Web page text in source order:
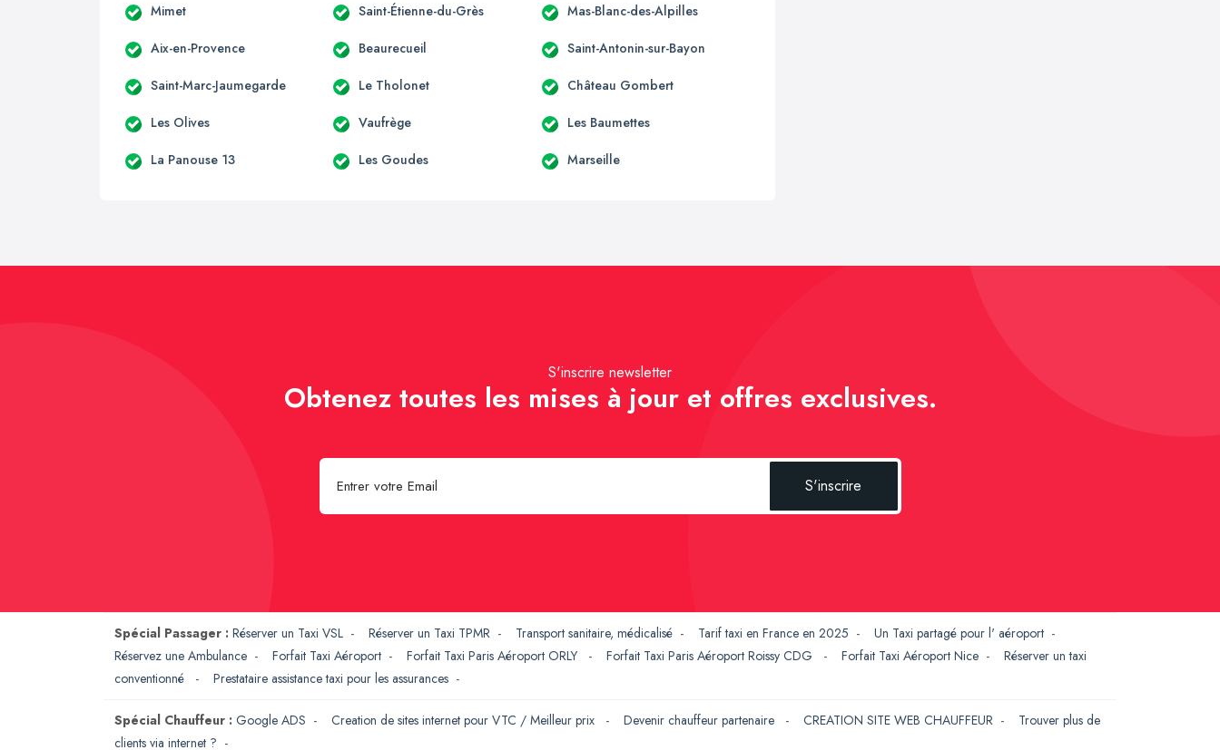
Mimet Saint-Étienne-du-Grès Mas-Blanc-des-Alpilles
Aix-en-Provence Beaurecueil Saint-Antonin-sur-Bayon
Saint-Marc-Jaumegarde Le Tholonet Château Gombert
Les Olives Vaufrège Les Baumettes
La Panouse 13 Les Goudes Marseille
S'inscrire newsletter
Obtenez toutes les mises à jour et offres exclusives.
S'inscrire
Spécial Passager : Réserver un Taxi VSL - Réserver un Taxi TPMR - Transport sanitaire, médicalisé - Tarif taxi en France en 2025 - Un Taxi partagé pour l' aéroport -
Réservez une Ambulance - Forfait Taxi Aéroport - Forfait Taxi Paris Aéroport ORLY - Forfait Taxi Paris Aéroport Roissy CDG - Forfait Taxi Aéroport Nice - Réserver un taxi
conventionné
- Prestataire assistance taxi pour les assurances -
Spécial Chauffeur : Google ADS - Creation de sites internet pour VTC / Meilleur prix - Devenir chauffeur partenaire - CREATION SITE WEB CHAUFFEUR - Trouver plus de
clients via internet ? -